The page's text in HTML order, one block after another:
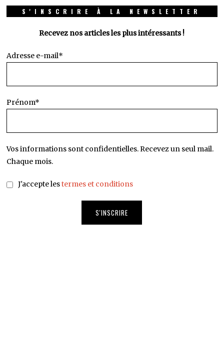
S'INSCRIRE À LA NEWSLETTER
Recevez nos articles les plus intéressants !
Adresse e-mail*
Prénom*
Vos informations sont confidentielles. Recevez un seul mail.
Chaque mois.
J'accepte lestermes et conditions